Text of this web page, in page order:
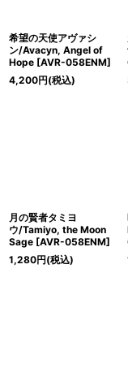
希望の天使アヴァシ
ン/Avacyn, Angel of
Hope [AVR-058ENM]
4,200円(税込)
月の賢者タミヨ
ウ/Tamiyo, the Moon
Sage [AVR-058ENM]
1,280円(税込)